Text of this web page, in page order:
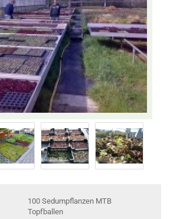
100 Sedumpflanzen MTB
Topfballen